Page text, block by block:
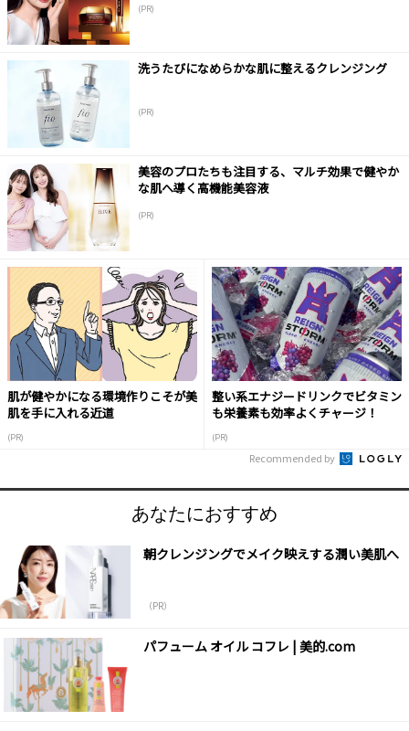
(PR)
洗うたびになめらかな肌に整えるクレンジング
(PR)
美容のプロたちも注目する、マルチ効果で健やか
な肌へ導く高機能美容液
(PR)
肌が健やかになる環境作りこそが美
肌を手に入れる近道
(PR)
整い系エナジードリンクでビタミン
も栄養素も効率よくチャージ！
(PR)
Recommended by
あなたにおすすめ
朝クレンジングでメイク映えする潤い美肌へ
（PR）
パフューム オイル コフレ | 美的.com